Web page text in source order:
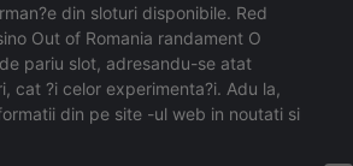
din sloturi disponibile. Red
Out of Romania randament O
pariu slot, adresandu-se atat
cat ?i celor experimenta?i. Adu la,
din pe site -ul web in noutati si